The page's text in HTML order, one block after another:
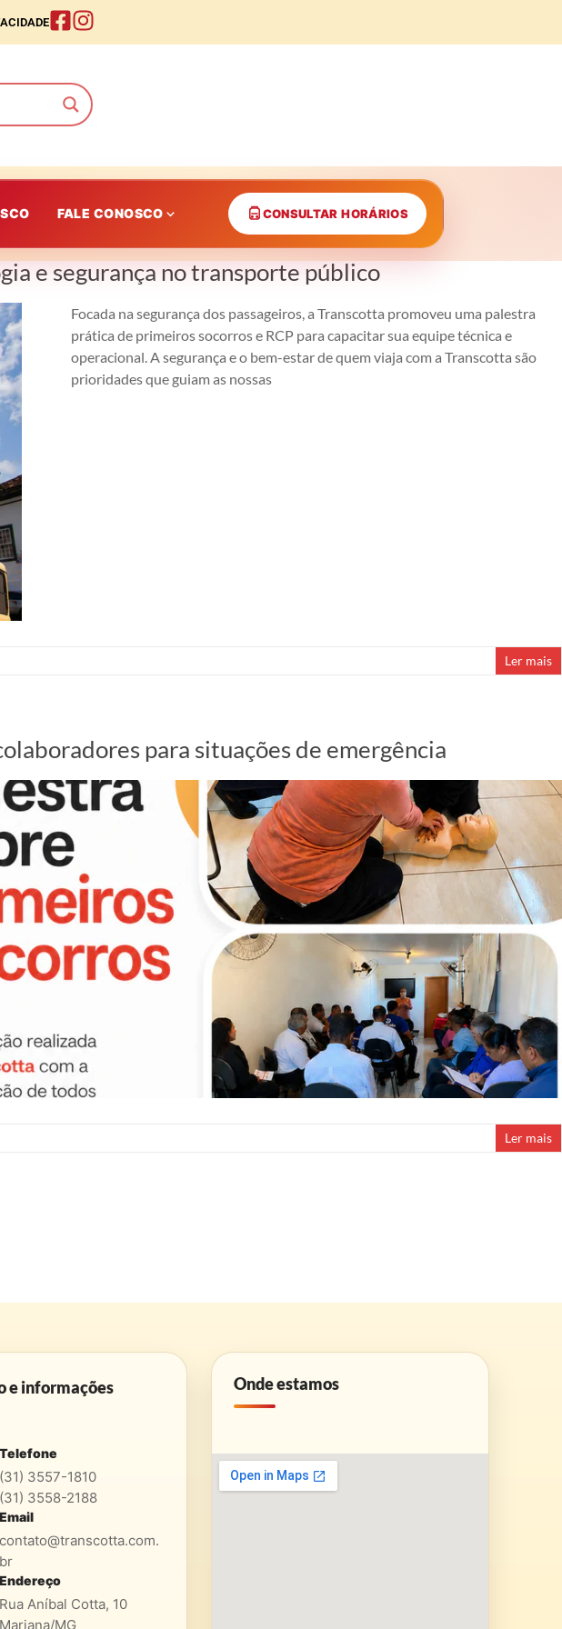
FALE CONOSCO CONSULTAR HORÁRIOS
e segurança no transporte público
Focada na segurança dos passageiros, a Transcotta promoveu uma palestra
prática de primeiros socorros e RCP para capacitar sua equipe técnica e
operacional. A segurança e o bem-estar de quem viaja com a Transcotta são
prioridades que guiam as nossas
Ler mais
para situações de emergência
Ler mais
e informações
Telefone
(31) 3557-1810
(31) 3558-2188
Email
contato@transcotta.com.
br
Endereço
Rua Aníbal Cotta, 10
Mariana/MG
Onde estamos